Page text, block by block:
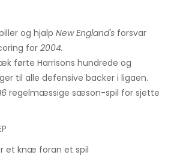
og hjalp New England's forsvar
for 2004.
førte Harrisons hundrede og
til alle defensive backer i ligaen.
16 regelmæssige sæson-spil for sjette
et knæ foran et spil